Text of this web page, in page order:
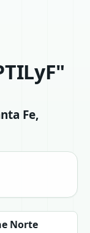
Fe,
Norte